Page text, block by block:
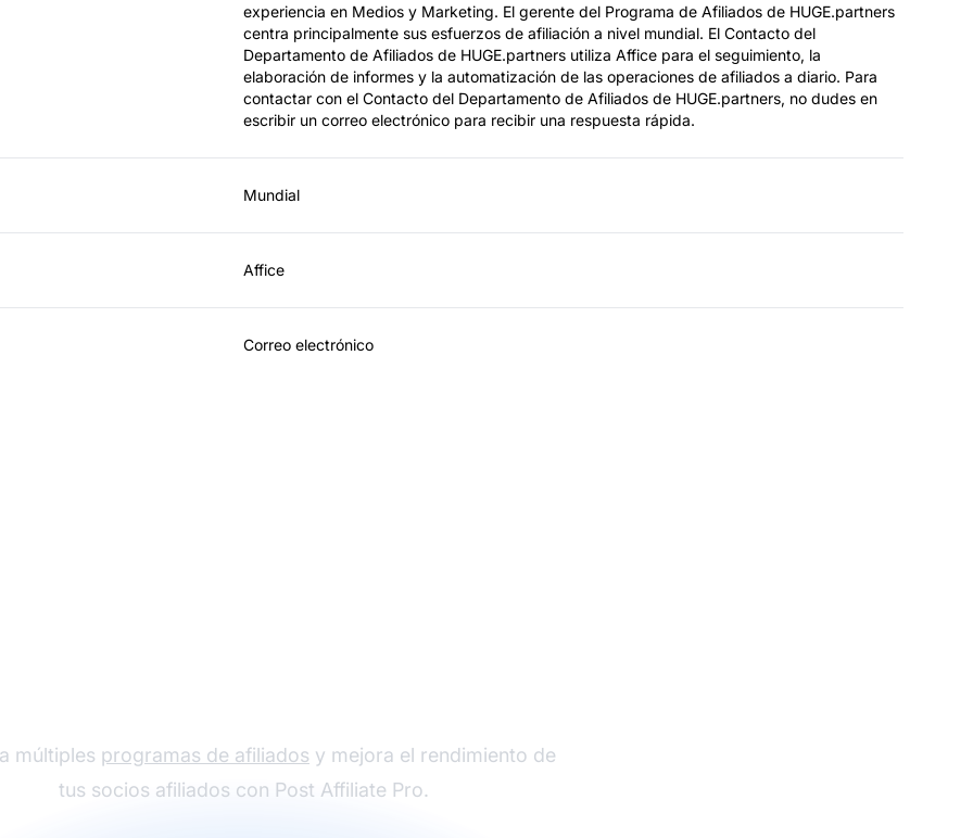
experiencia en Medios y Marketing. El gerente del Programa de Afiliados de HUGE.partners
centra principalmente sus esfuerzos de afiliación a nivel mundial. El Contacto del
Departamento de Afiliados de HUGE.partners utiliza Affice para el seguimiento, la
elaboración de informes y la automatización de las operaciones de afiliados a diario. Para
contactar con el Contacto del Departamento de Afiliados de HUGE.partners, no dudes en
escribir un correo electrónico para recibir una respuesta rápida.
Mundial
Affice
Correo electrónico
múltiples programas de afiliados y mejora el rendimiento de
tus socios afiliados con Post Affiliate Pro.